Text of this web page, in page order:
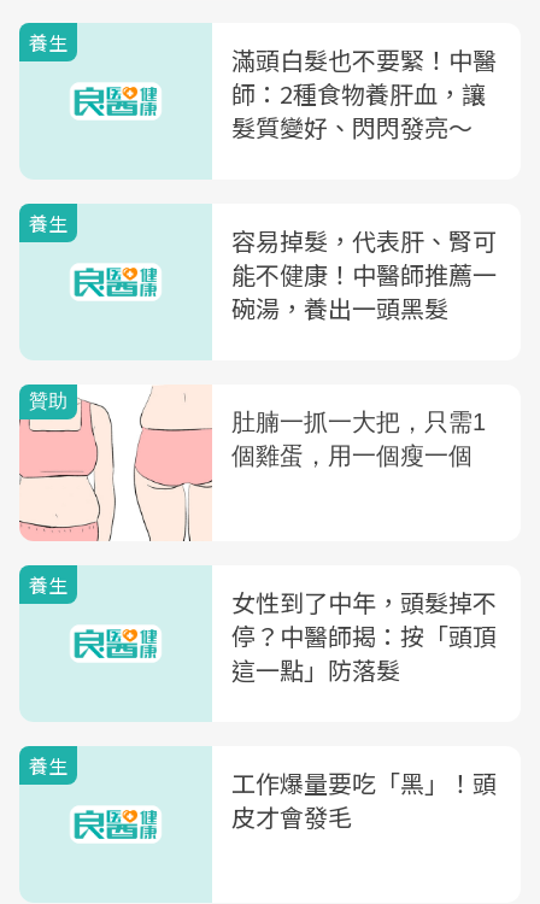
養生
滿頭白髮也不要緊！中醫
師：2種食物養肝血，讓
髮質變好、閃閃發亮～
養生
容易掉髮，代表肝、腎可
能不健康！中醫師推薦一
碗湯，養出一頭黑髮
養生
女性到了中年，頭髮掉不
停？中醫師揭：按「頭頂
這一點」防落髮
養生
工作爆量要吃「黑」！頭
皮才會發毛